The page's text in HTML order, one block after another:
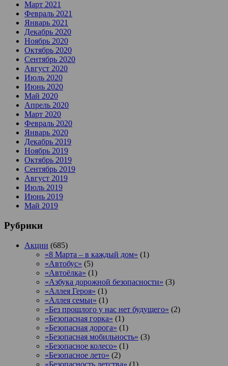
Март 2021
Февраль 2021
Январь 2021
Декабрь 2020
Ноябрь 2020
Октябрь 2020
Сентябрь 2020
Август 2020
Июль 2020
Июнь 2020
Май 2020
Апрель 2020
Март 2020
Февраль 2020
Январь 2020
Декабрь 2019
Ноябрь 2019
Октябрь 2019
Сентябрь 2019
Август 2019
Июль 2019
Июнь 2019
Май 2019
Рубрики
Акции (685)
«8 Марта – в каждый дом» (1)
«Автобус» (5)
«Автоёлка» (1)
«Азбука дорожной безопасности» (3)
«Аллея Героя» (1)
«Аллея семьи» (1)
«Без прошлого у нас нет будущего» (2)
«Безопасная горка» (1)
«Безопасная дорога» (1)
«Безопасная мобильность» (3)
«Безопасное колесо» (1)
«Безопасное лето» (2)
«Безопасность детства» (1)